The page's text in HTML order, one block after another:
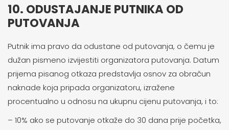
10. ODUSTAJANJE PUTNIKA OD
PUTOVANJA
Putnik ima pravo da odustane od putovanja, o čemu je
dužan pismeno izvijestiti organizatora putovanja. Datum
prijema pisanog otkaza predstavlja osnov za obračun
naknade koja pripada organizatoru, izražene
procentualno u odnosu na ukupnu cijenu putovanja, i to:
– 10% ako se putovanje otkaže do 30 dana prije početka,